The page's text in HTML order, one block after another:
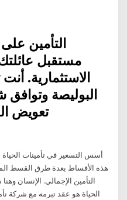
التأمين
مستقبل
الاستثمارية.
البوليصة
تعويض
هذه الأقساط بعدة طرق القسط
التأمين الإجمالي. الإنسان
الحياة هو عقد تبرمه مع شركة